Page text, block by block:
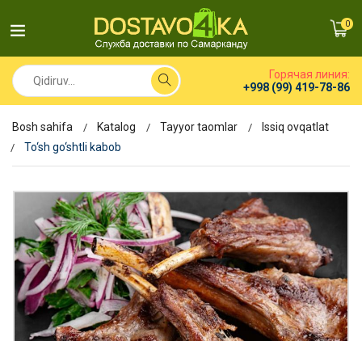
0
Горячая линия:
+998 (99) 419-78-86
Bosh sahifa Katalog Tayyor taomlar
Issiq ovqatlat
To‘sh go‘shtli kabob